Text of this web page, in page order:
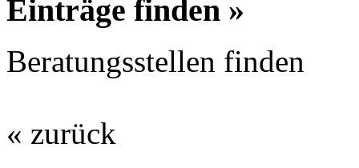
Einträge finden »
Beratungsstellen finden
« zurück